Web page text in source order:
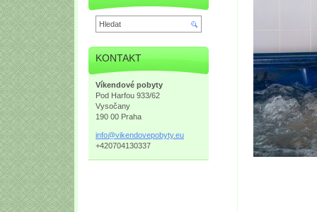
KONTAKT
Víkendové pobyty
Pod Harfou 933/62
Vysočany
190 00 Praha
info@vikendovepobyty.eu
+420704130337